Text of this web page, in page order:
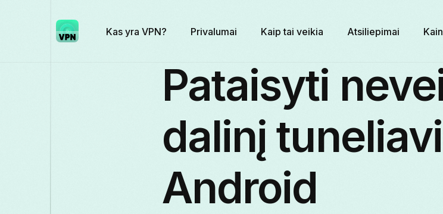
Kas yra VPN? Privalumai Kaip tai veikia Atsiliepimai
Pataisyti
dalinį
Android